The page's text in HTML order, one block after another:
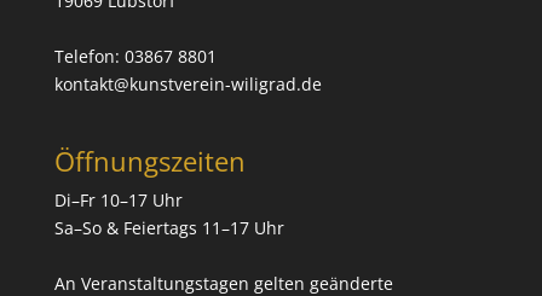
Telefon: 03867 8801
kontakt@kunstverein-wiligrad.de
Öffnungszeiten
Di–Fr 10–17 Uhr
Sa–So & Feiertags 11–17 Uhr
An Veranstaltungstagen gelten geänderte